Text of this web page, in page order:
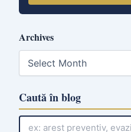
Archives
A
c
i
v
Caută în blog